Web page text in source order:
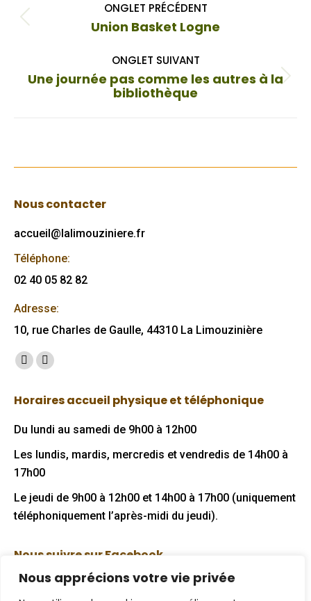
Nous apprécions votre vie privée
de
ONGLET PRÉCÉDENT
Onglet
Union Basket Logne
ONGLET SUIVANT
Onglet
suivant
Une journée pas comme les autres à la
bibliothèque
Nous contacter
accueil@lalimouziniere.fr
Téléphone:
02 40 05 82 82
Adresse:
10, rue Charles de Gaulle, 44310 La Limouzinière
Trouvez nous sur :
Facebook
opens
in
window
Mail
opens
in
window
Horaires accueil physique et téléphonique
Du lundi au samedi de 9h00 à 12h00
Les lundis, mardis, mercredis et vendredis de 14h00 à
17h00
Le jeudi de 9h00 à 12h00 et 14h00 à 17h00 (uniquement
téléphoniquement l’après-midi du jeudi).
Nous suivre sur Facebook